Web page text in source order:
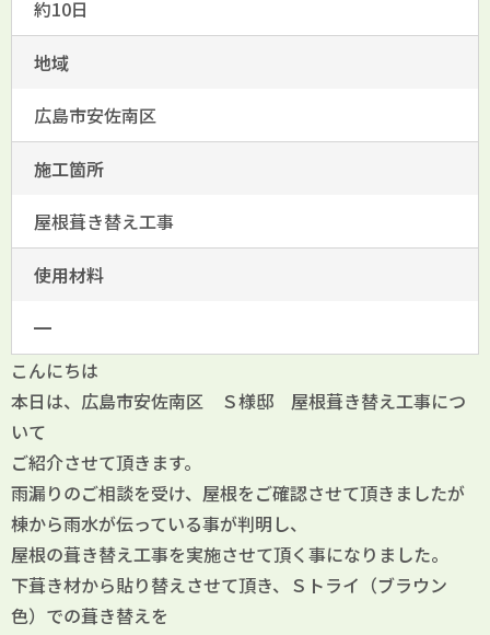
約10日
地域
広島市安佐南区
施工箇所
屋根葺き替え工事
使用材料
━
こんにちは
本日は、広島市安佐南区 Ｓ様邸 屋根葺き替え工事につ
いて
ご紹介させて頂きます。
雨漏りのご相談を受け、屋根をご確認させて頂きましたが
棟から雨水が伝っている事が判明し、
屋根の葺き替え工事を実施させて頂く事になりました。
下葺き材から貼り替えさせて頂き、Ｓトライ（ブラウン
色）での葺き替えを